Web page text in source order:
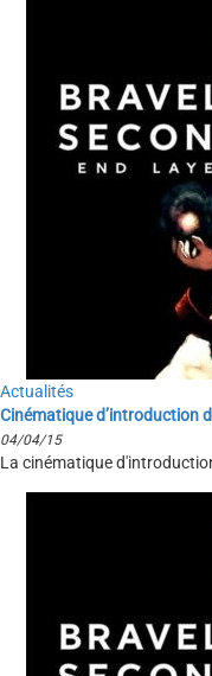
Actualités
Cinématique d’introduction
04/04/15
La cinématique